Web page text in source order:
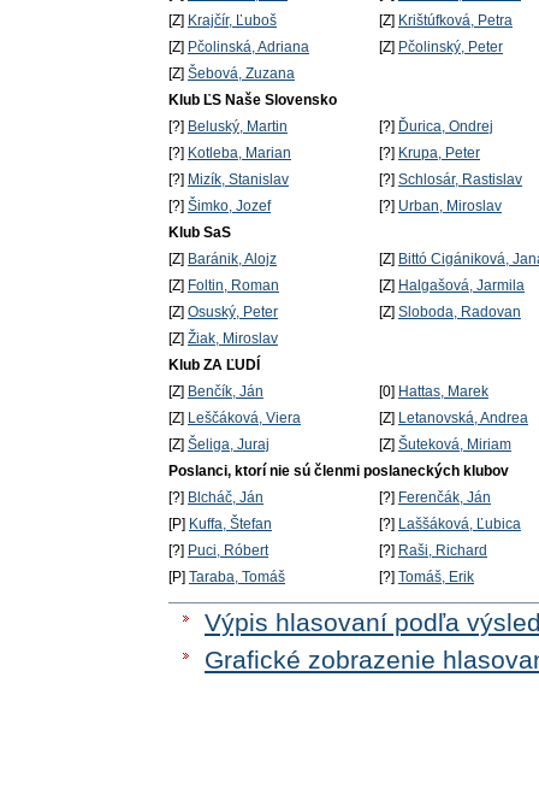
[Z] Krajčír, Ľuboš [Z] Krištúfková, Petra
[Z] Pčolinská, Adriana [Z] Pčolinský, Peter
[Z] Šebová, Zuzana
Klub ĽS Naše Slovensko
[?] Beluský, Martin [?] Ďurica, Ondrej
[?] Kotleba, Marian [?] Krupa, Peter
[?] Mizík, Stanislav [?] Schlosár, Rastislav
[?] Šimko, Jozef [?] Urban, Miroslav
Klub SaS
[Z] Baránik, Alojz [Z] Bittó Cigániková,
[Z] Foltin, Roman [Z] Halgašová, Jarmila
[Z] Osuský, Peter [Z] Sloboda, Radovan
[Z] Žiak, Miroslav
Klub ZA ĽUDÍ
[Z] Benčík, Ján [0] Hattas, Marek
[Z] Leščáková, Viera [Z] Letanovská, Andrea
[Z] Šeliga, Juraj [Z] Šuteková, Miriam
Poslanci, ktorí nie sú členmi poslaneckých klubov
[?] Blcháč, Ján [?] Ferenčák, Ján
[P] Kuffa, Štefan [?] Laššáková, Ľubica
[?] Puci, Róbert [?] Raši, Richard
[P] Taraba, Tomáš [?] Tomáš, Erik
Výpis hlasovaní podľa
Grafické zobrazenie